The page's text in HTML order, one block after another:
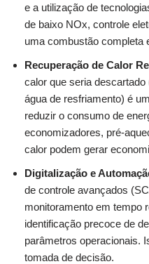
e a utilização de
de baixo NOx, controle
uma combustão completa
Recuperação de Calor
calor que seria
água de resfriamento) é
reduzir o consumo de
economizadores, pré-
calor podem gerar
Digitalização e
de controle avançados
monitoramento em tempo
identificação precoce de
parâmetros operacionais.
tomada de decisão.